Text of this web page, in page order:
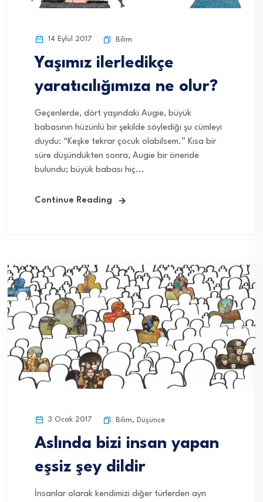
14 Eylül 2017 Bilim
Yaşımız ilerledikçe
yaratıcılığımıza ne olur?
Geçenlerde, dört yaşındaki Augie, büyük
babasının hüzünlü bir şekilde söylediği şu cümleyi
duydu: “Keşke tekrar çocuk olabilsem.” Kısa bir
süre düşündükten sonra, Augie bir öneride
bulundu; büyük babası hiç...
Continue Reading
3 Ocak 2017 Bilim, Düşünce
Aslında bizi insan yapan
eşsiz şey dildir
İnsanlar olarak kendimizi diğer türlerden ayrı